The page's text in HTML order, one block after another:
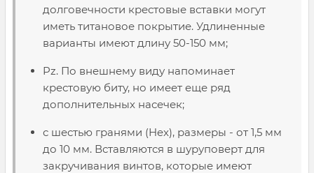
долговечности крестовые вставки могут
иметь титановое покрытие. Удлиненные
варианты имеют длину 50-150 мм;
Pz. По внешнему виду напоминает
крестовую биту, но имеет еще ряд
дополнительных насечек;
с шестью гранями (Hex), размеры - от 1,5 мм
до 10 мм. Вставляются в шуруповерт для
закручивания винтов, которые имеют